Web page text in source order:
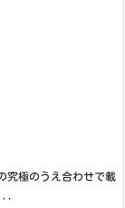
究極のうえ合わせで載